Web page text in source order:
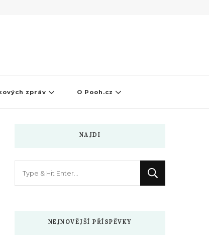
zpráv O Pooh.cz
NAJDI
NEJNOVĚJŠÍ PŘÍSPĚVKY